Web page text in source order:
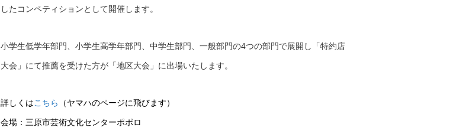
したコンペティションとして開催します。
小学生低学年部門、小学生高学年部門、中学生部門、一般部門の4つの部門で展開し「特約店
大会」にて推薦を受けた方が「地区大会」に出場いたします。
詳しくはこちら （ヤマハのページに飛びます）
会場：三原市芸術文化センターポポロ